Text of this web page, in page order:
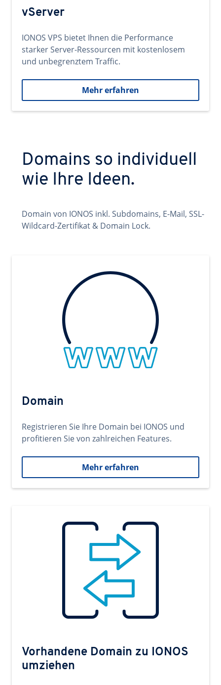
vServer
IONOS VPS bietet Ihnen die Performance
starker Server-Ressourcen mit kostenlosem
und unbegrenztem Traffic.
Mehr erfahren
Domains so individuell
wie Ihre Ideen.
Domain von IONOS inkl. Subdomains, E-Mail, SSL-
Wildcard-Zertifikat & Domain Lock.
Domain
Registrieren Sie Ihre Domain bei IONOS und
profitieren Sie von zahlreichen Features.
Mehr erfahren
Vorhandene Domain zu IONOS
umziehen